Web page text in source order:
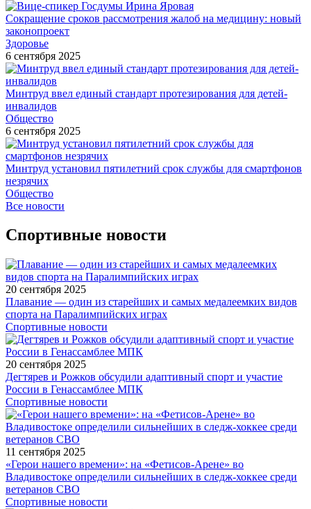
Сокращение сроков рассмотрения жалоб на медицину: новый
законопроект
Здоровье
6 сентября 2025
Минтруд ввел единый стандарт протезирования для детей-
инвалидов
Общество
6 сентября 2025
Минтруд установил пятилетний срок службы для смартфонов
незрячих
Общество
Все новости
Спортивные новости
20 сентября 2025
Плавание — один из старейших и самых медалеемких видов
спорта на Паралимпийских играх
Спортивные новости
20 сентября 2025
Дегтярев и Рожков обсудили адаптивный спорт и участие
России в Генассамблее МПК
Спортивные новости
11 сентября 2025
«Герои нашего времени»: на «Фетисов-Арене» во
Владивостоке определили сильнейших в следж-хоккее среди
ветеранов СВО
Спортивные новости